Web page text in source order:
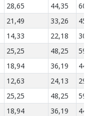
28,65 44,35
21,49 33,26
14,33 22,18
25,25 48,25
18,94 36,19
12,63 24,13
25,25 48,25
18,94 36,19